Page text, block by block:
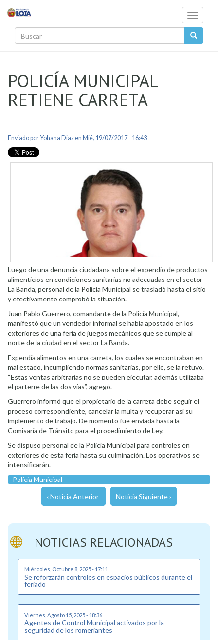
Toggle
POLICÍA MUNICIPAL
RETIENE CARRETA
Enviado porYohana Diazen Mié, 19/07/2017 - 16:43
Luego de una denuncia ciudadana sobre el expendio de productos
alimenticios en condiciones sanitarias no adecuadas en el sector
La Banda, personal de la Policía Municipal se trasladó hasta el sitio
y efectivamente comprobó la situación.
Juan Pablo Guerrero, comandante de la Policía Municipal,
manifestó que un vendedor informal se había apostado en los
exteriores de una feria de juegos mecánicos que se cumple al
norte de la ciudad en el sector La Banda.
Expendía alimentos en una carreta, los cuales se encontraban en
mal estado, incumpliendo normas sanitarias, por ello, se la retuvo.
“Estas ventas arbitrarias no se pueden ejecutar, además utilizaba
el parterre de las dos vías”, agregó.
Guerrero informó que el propietario de la carreta debe seguir el
proceso correspondiente, cancelar la multa y recuperar así su
implemento de trabajo. De momento fue enviada hasta la
Comisaría de Tránsito para el procedimiento de Ley.
Se dispuso personal de la Policía Municipal para controles en
exteriores de esta feria hasta su culminación. Los operativos se
intensificarán.
Polícia Municipal
‹ Noticia Anterior Noticia Siguiente ›
NOTICIAS RELACIONADAS
Miércoles, Octubre 8, 2025 - 17:11
Se reforzarán controles en espacios públicos durante el
feriado
Viernes, Agosto 15, 2025 - 18:36
Agentes de Control Municipal activados por la
seguridad de los romeriantes